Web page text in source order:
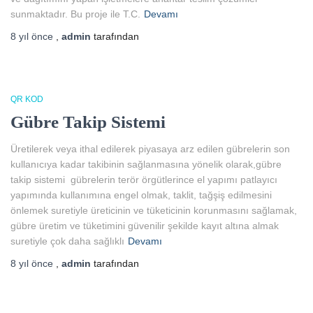
sunmaktadır. Bu proje ile T.C.
Devamı
8 yıl önce admin tarafından
QR KOD
Gübre Takip Sistemi
Üretilerek veya ithal edilerek piyasaya arz edilen gübrelerin son
kullanıcıya kadar takibinin sağlanmasına yönelik olarak,gübre
takip sistemi gübrelerin terör örgütlerince el yapımı patlayıcı
yapımında kullanımına engel olmak, taklit, tağşiş edilmesini
önlemek suretiyle üreticinin ve tüketicinin korunmasını sağlamak,
gübre üretim ve tüketimini güvenilir şekilde kayıt altına almak
suretiyle çok daha sağlıklı Devamı
8 yıl önce admin tarafından